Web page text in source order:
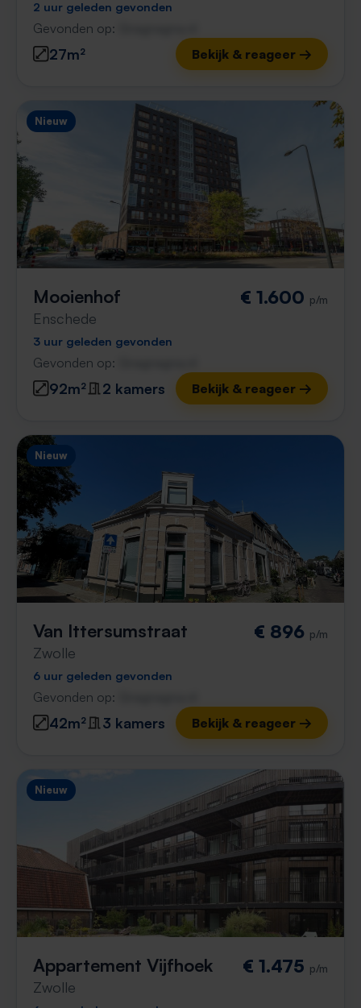
2 uur geleden gevonden
Gevonden op:
27m² Bekijk & reageer →
Nieuw
Mooienhof
Enschede
€ 1.600 p/m
3 uur geleden gevonden
Gevonden op:
92m² 2 kamers Bekijk & reageer →
Nieuw
Van Ittersumstraat
Zwolle
€ 896 p/m
6 uur geleden gevonden
Gevonden op:
42m² 3 kamers Bekijk & reageer →
Nieuw
Appartement Vijfhoek
Zwolle
€ 1.475 p/m